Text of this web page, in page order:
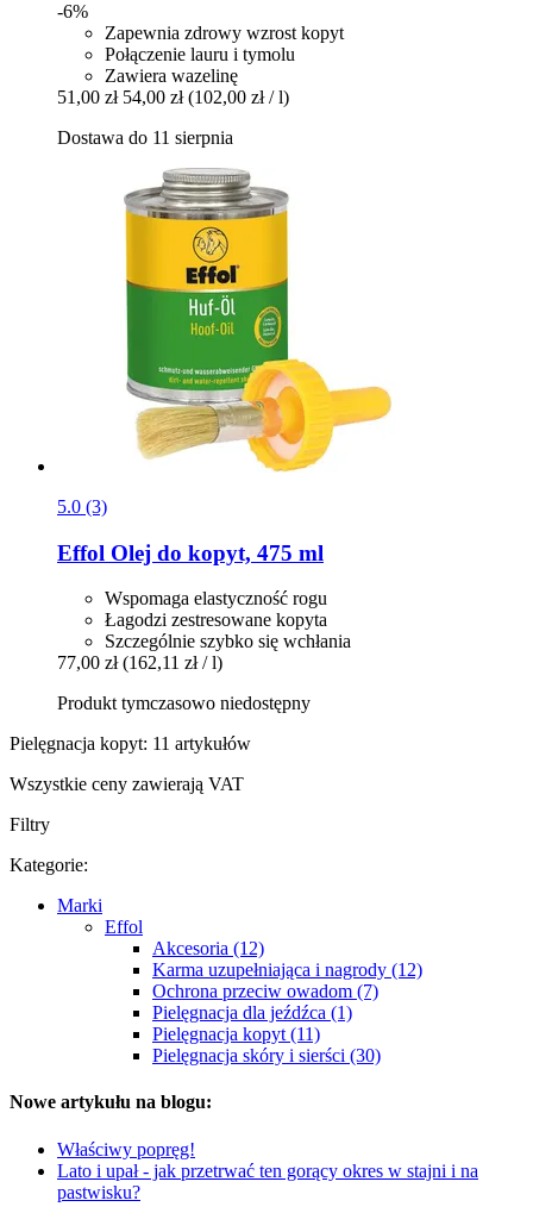
-6%
Zapewnia zdrowy wzrost kopyt
Połączenie lauru i tymolu
Zawiera wazelinę
51,00 zł 54,00 zł (102,00 zł / l)
Dostawa do 11 sierpnia
5.0 (3)
Effol Olej do kopyt, 475 ml
Wspomaga elastyczność rogu
Łagodzi zestresowane kopyta
Szczególnie szybko się wchłania
77,00 zł (162,11 zł / l)
Produkt tymczasowo niedostępny
Pielęgnacja kopyt: 11 artykułów
Wszystkie ceny zawierają VAT
Filtry
Kategorie:
Marki
Effol
Akcesoria (12)
Karma uzupełniająca i nagrody (12)
Ochrona przeciw owadom (7)
Pielęgnacja dla jeźdźca (1)
Pielęgnacja kopyt (11)
Pielęgnacja skóry i sierści (30)
Nowe artykułu na blogu:
Właściwy popręg!
Lato i upał - jak przetrwać ten gorący okres w stajni i na
pastwisku?